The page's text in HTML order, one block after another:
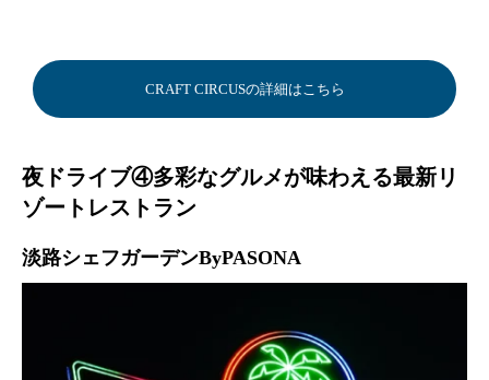
CRAFT CIRCUSの詳細はこちら
夜ドライブ④多彩なグルメが味わえる最新リ
ゾートレストラン
淡路シェフガーデンByPASONA